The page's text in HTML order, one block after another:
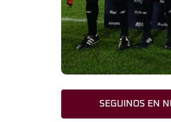
SEGUINOS EN